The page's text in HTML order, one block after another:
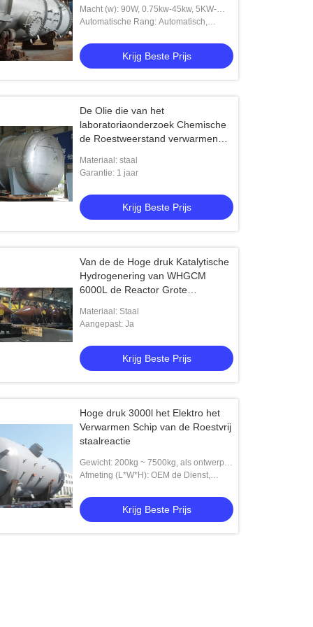
Macht (w): 90W, 0.75kw-45kw, 5KW-
75KW, 180W, 2.2KW
Automatische Rang: Automatisch,
Krijg Beste Prijs
De Olie die van het
laboratoriaonderzoek Chemische
de Roestweerstand verwarmen
Materiaal: staal
Garantie: 1 jaar
Krijg Beste Prijs
Van de de Hoge druk Katalytische
Hydrogenering van WHGCM
6000L de Reactor Grote
Materiaal: Staal
Aangepast: Ja
Krijg Beste Prijs
Hoge druk 3000l het Elektro het
Verwarmen Schip van de Roestvrij
staalreactie
Gewicht: 200kg ~ 7500kg, als ontwerp,
variëren, 13.6KG, 100KG
Afmeting (L*W*H): OEM de Dienst,
900*820*1950, 400*330*435mm
Krijg Beste Prijs